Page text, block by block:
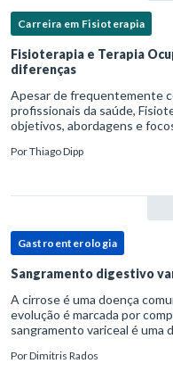
Carreira em Fisioterapia
Fisioterapia e Terapia
diferenças
Apesar de frequentemente
profissionais da saúde,
objetivos, abordagens e
PorThiago Dipp
Gastroenterologia
Sangramento digestivo
A cirrose é uma doença
evolução é marcada por
sangramento variceal é uma
hipertensão port
PorDimitris Rados